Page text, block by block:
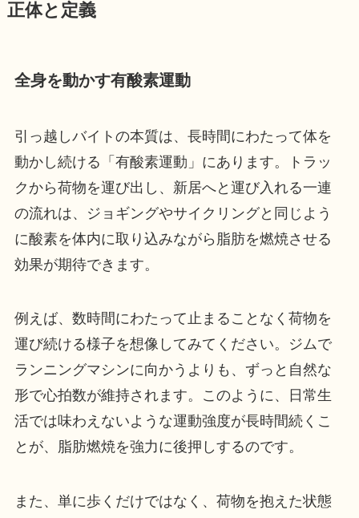
正体と定義
全身を動かす有酸素運動
引っ越しバイトの本質は、長時間にわたって体を
動かし続ける「有酸素運動」にあります。トラッ
クから荷物を運び出し、新居へと運び入れる一連
の流れは、ジョギングやサイクリングと同じよう
に酸素を体内に取り込みながら脂肪を燃焼させる
効果が期待できます。
例えば、数時間にわたって止まることなく荷物を
運び続ける様子を想像してみてください。ジムで
ランニングマシンに向かうよりも、ずっと自然な
形で心拍数が維持されます。このように、日常生
活では味わえないような運動強度が長時間続くこ
とが、脂肪燃焼を強力に後押しするのです。
また、単に歩くだけではなく、荷物を抱えた状態